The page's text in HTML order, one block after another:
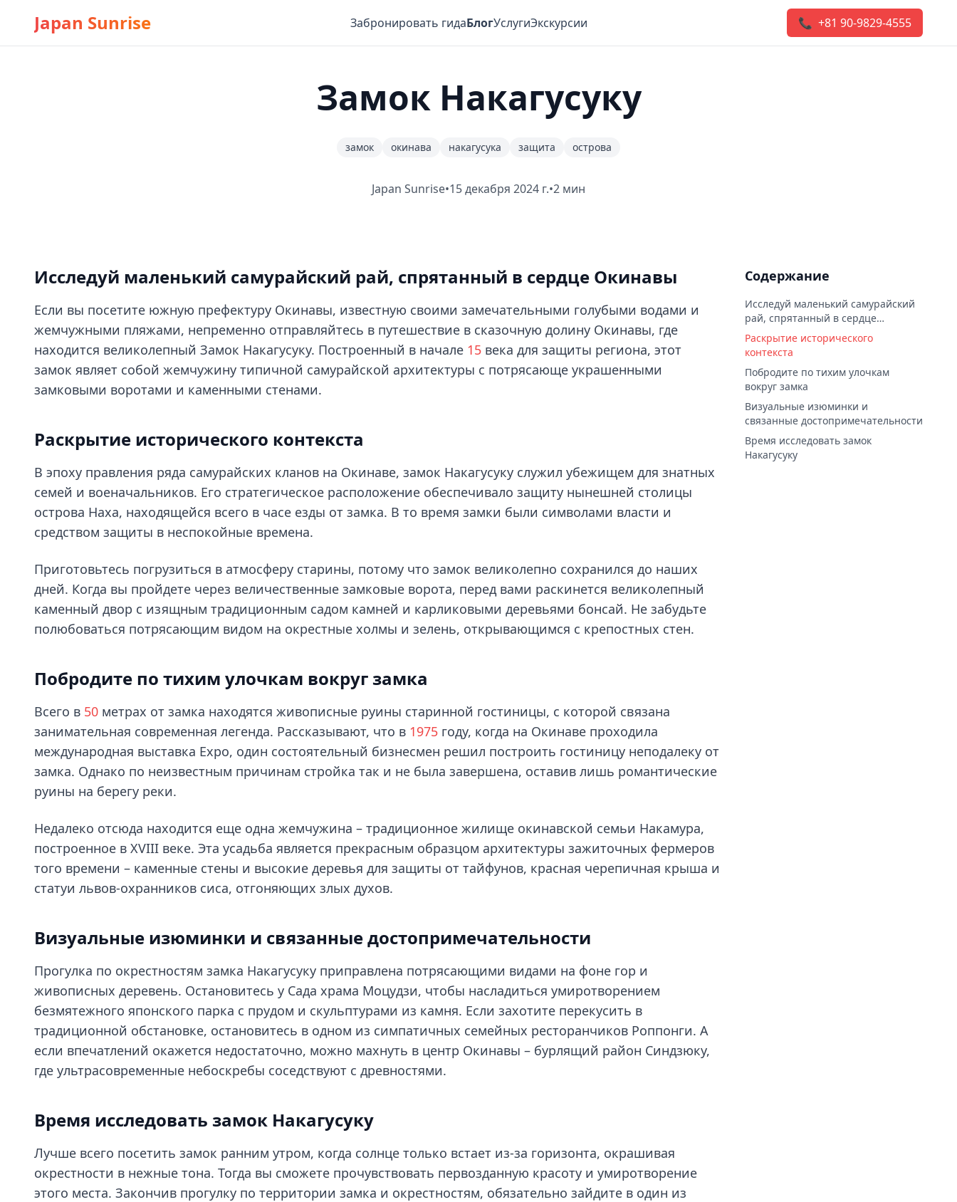
Japan Sunrise Забронировать гидаБлогУслугиЭкскурсии 📞 +81 90-9829-4555
Замок Накагусуку
замок окинава накагусука защита острова
Japan Sunrise•15 декабря 2024 г.•2 мин
Исследуй маленький самурайский рай, спрятанный в сердце Окинавы
Если вы посетите южную префектуру Окинавы, известную своими замечательными голубыми водами и
жемчужными пляжами, непременно отправляйтесь в путешествие в сказочную долину Окинавы, где
находится великолепный Замок Накагусуку. Построенный в начале 15 века для защиты региона, этот
замок являет собой жемчужину типичной самурайской архитектуры с потрясающе украшенными
замковыми воротами и каменными стенами.
Раскрытие исторического контекста
В эпоху правления ряда самурайских кланов на Окинаве, замок Накагусуку служил убежищем для знатных
семей и военачальников. Его стратегическое расположение обеспечивало защиту нынешней столицы
острова Наха, находящейся всего в часе езды от замка. В то время замки были символами власти и
средством защиты в неспокойные времена.
Приготовьтесь погрузиться в атмосферу старины, потому что замок великолепно сохранился до наших
дней. Когда вы пройдете через величественные замковые ворота, перед вами раскинется великолепный
каменный двор с изящным традиционным садом камней и карликовыми деревьями бонсай. Не забудьте
полюбоваться потрясающим видом на окрестные холмы и зелень, открывающимся с крепостных стен.
Побродите по тихим улочкам вокруг замка
Всего в 50 метрах от замка находятся живописные руины старинной гостиницы, с которой связана
занимательная современная легенда. Рассказывают, что в 1975 году, когда на Окинаве проходила
международная выставка Expo, один состоятельный бизнесмен решил построить гостиницу неподалеку от
замка. Однако по неизвестным причинам стройка так и не была завершена, оставив лишь романтические
руины на берегу реки.
Недалеко отсюда находится еще одна жемчужина – традиционное жилище окинавской семьи Накамура,
построенное в XVIII веке. Эта усадьба является прекрасным образцом архитектуры зажиточных фермеров
того времени – каменные стены и высокие деревья для защиты от тайфунов, красная черепичная крыша и
статуи львов-охранников сиса, отгоняющих злых духов.
Визуальные изюминки и связанные достопримечательности
Прогулка по окрестностям замка Накагусуку приправлена потрясающими видами на фоне гор и
живописных деревень. Остановитесь у Сада храма Моцудзи, чтобы насладиться умиротворением
безмятежного японского парка с прудом и скульптурами из камня. Если захотите перекусить в
традиционной обстановке, остановитесь в одном из симпатичных семейных ресторанчиков Роппонги. А
если впечатлений окажется недостаточно, можно махнуть в центр Окинавы – бурлящий район Синдзюку,
где ультрасовременные небоскребы соседствуют с древностями.
Время исследовать замок Накагусуку
Лучше всего посетить замок ранним утром, когда солнце только встает из-за горизонта, окрашивая
окрестности в нежные тона. Тогда вы сможете прочувствовать первозданную красоту и умиротворение
этого места. Закончив прогулку по территории замка и окрестностям, обязательно зайдите в один из
Содержание
Исследуй маленький самурайский
рай, спрятанный в сердце
Окинавы
Раскрытие исторического
контекста
Побродите по тихим улочкам
вокруг замка
Визуальные изюминки и
связанные достопримечательности
Время исследовать замок
Накагусуку